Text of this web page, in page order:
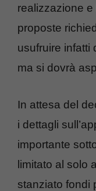
realizzazione e
proposte
usufruire infatti
ma si dovrà
In attesa del
i dettagli
importante
limitato al solo
stanziato fondi